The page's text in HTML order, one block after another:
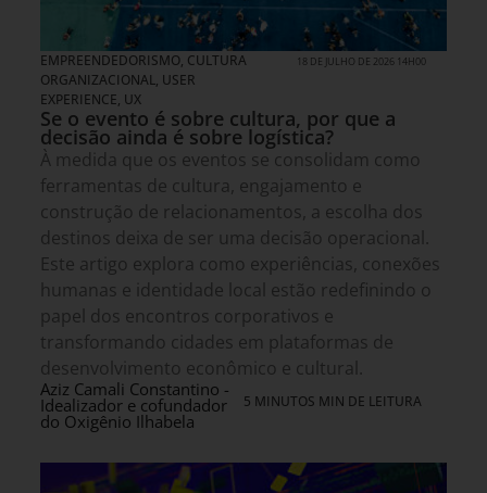
EMPREENDEDORISMO, CULTURA
ORGANIZACIONAL, USER
EXPERIENCE, UX
18 DE JULHO DE 2026 14H00
Se o evento é sobre cultura, por que a
decisão ainda é sobre logística?
À medida que os eventos se consolidam como
ferramentas de cultura, engajamento e
construção de relacionamentos, a escolha dos
destinos deixa de ser uma decisão operacional.
Este artigo explora como experiências, conexões
humanas e identidade local estão redefinindo o
papel dos encontros corporativos e
transformando cidades em plataformas de
desenvolvimento econômico e cultural.
Aziz Camali Constantino -
Idealizador e cofundador
do Oxigênio Ilhabela
5 MINUTOS MIN DE LEITURA